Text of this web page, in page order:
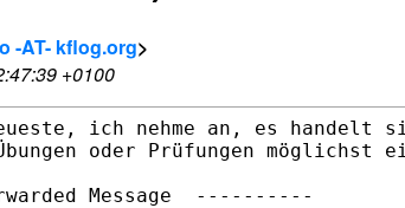
-AT- kflog.org>
+0100
ich nehme an, es handelt
oder Prüfungen möglichst
Message  ----------